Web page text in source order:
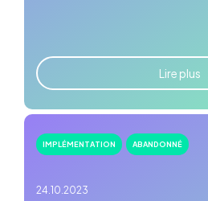
Lire plus
IMPLÉMENTATION ABANDONNÉ
24.10.2023